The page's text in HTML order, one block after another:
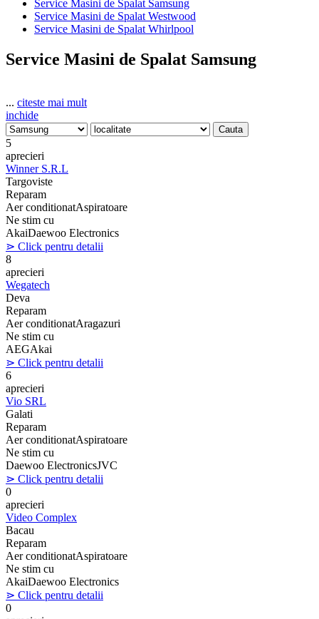
Service Masini de Spalat Samsung
Service Masini de Spalat Westwood
Service Masini de Spalat Whirlpool
Service Masini de Spalat Samsung
... citeste mai mult
inchide
5
aprecieri
Winner S.R.L
Targoviste
Reparam
Aer conditionatAspiratoare
Ne stim cu
AkaiDaewoo Electronics
⋗ Click pentru detalii
8
aprecieri
Wegatech
Deva
Reparam
Aer conditionatAragazuri
Ne stim cu
AEGAkai
⋗ Click pentru detalii
6
aprecieri
Vio SRL
Galati
Reparam
Aer conditionatAspiratoare
Ne stim cu
Daewoo ElectronicsJVC
⋗ Click pentru detalii
0
aprecieri
Video Complex
Bacau
Reparam
Aer conditionatAspiratoare
Ne stim cu
AkaiDaewoo Electronics
⋗ Click pentru detalii
0